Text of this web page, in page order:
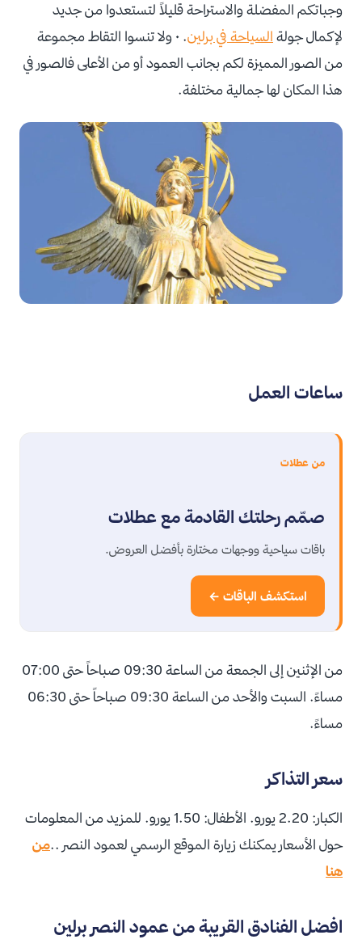
وجباتكم المفضلة والاستراحة قليلاً لتستعدوا من جديد
لإكمال جولة السياحة في برلين. • ولا تنسوا التقاط مجموعة
من الصور المميزة لكم بجانب العمود أو من الأعلى فالصور في
هذا المكان لها جمالية مختلفة.
ساعات العمل
من عطلات
صمّم رحلتك القادمة مع عطلات
باقات سياحية ووجهات مختارة بأفضل العروض.
استكشف الباقات ←
من الإثنين إلى الجمعة من الساعة 09:30 صباحاً حتى 07:00
مساءً. السبت والأحد من الساعة 09:30 صباحاً حتى 06:30
مساءً.
سعر التذاكر
الكبار: 2.20 يورو. الأطفال: 1.50 يورو. للمزيد من المعلومات
حول الأسعار يمكنك زيارة الموقع الرسمي لعمود النصر ..من
هنا
افضل الفنادق القريبة من عمود النصر برلين